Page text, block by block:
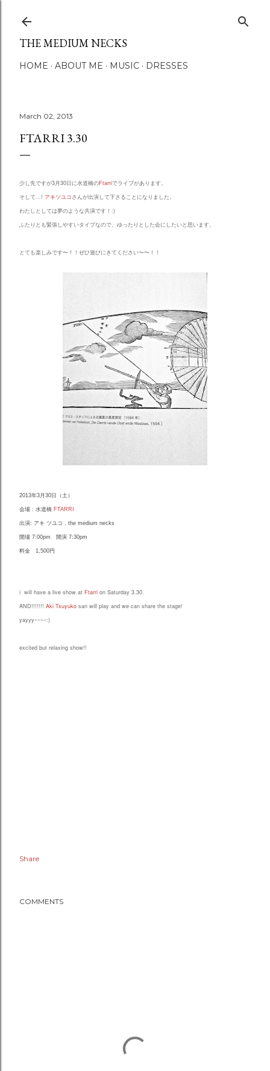
THE MEDIUM NECKS
HOME ABOUT ME MUSIC DRESSES
March 02, 2013
FTARRI 3.30
少し先ですが3月30日に水道橋のFtarriでライブがあります。
そして...! アキツユコさんが出演して下さることになりました。
わたしとしては夢のような共演です！:)
ふたりとも緊張しやすいタイプなので、ゆったりとした会にしたいと思います。
とても楽しみです〜！！ぜひ遊びにきてください〜〜！！
2013年3月30日（土）
会場 : 水道橋 FTARRI
出演: アキ ツユコ , the medium necks
開場 7:00pm 開演 7:30pm
料金 1,500円
i will have a live show at Ftarri on Saturday 3.30.
AND!!!!!!! Aki Tsuyuko san will play and we can share the stage!
yayyy~~~~:)
excited but relaxing show!!
Share
COMMENTS